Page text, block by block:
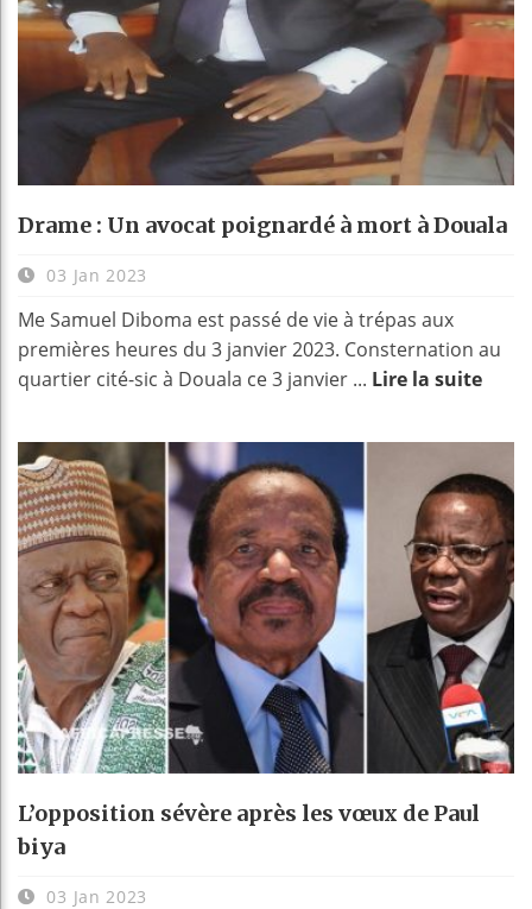
Drame : Un avocat poignardé à mort à Douala
03 Jan 2023
Me Samuel Diboma est passé de vie à trépas aux
premières heures du 3 janvier 2023. Consternation au
quartier cité-sic à Douala ce 3 janvier ... Lire la suite
L’opposition sévère après les vœux de Paul
biya
03 Jan 2023